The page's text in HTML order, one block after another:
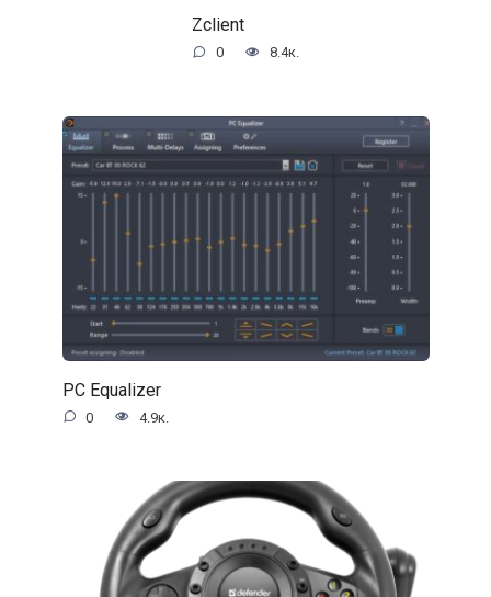
Zclient
0 8.4к.
PC Equalizer
0 4.9к.